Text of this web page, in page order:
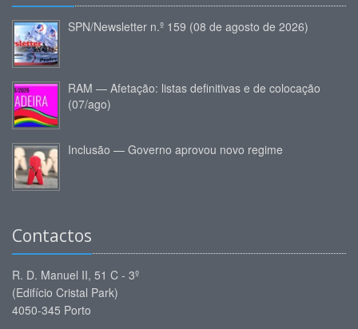
SPN/Newsletter n.º 159 (08 de agosto de 2026)
RAM — Afetação: listas definitivas e de colocação
(07/ago)
Inclusão — Governo aprovou novo regime
Contactos
R. D. Manuel II, 51 C - 3º
(Edifício Cristal Park)
4050-345 Porto